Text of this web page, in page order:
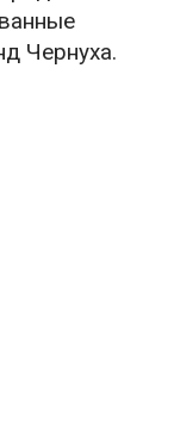
Чернуха.